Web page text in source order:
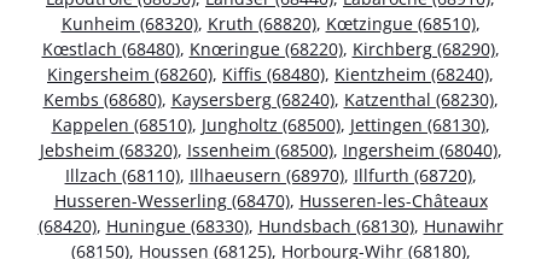
Kunheim (68320), Kruth (68820), Kœtzingue (68510),
Kœstlach (68480), Knœringue (68220), Kirchberg (68290),
Kingersheim (68260), Kiffis (68480), Kientzheim (68240),
Kembs (68680), Kaysersberg (68240), Katzenthal (68230),
Kappelen (68510), Jungholtz (68500), Jettingen (68130),
Jebsheim (68320), Issenheim (68500), Ingersheim (68040),
Illzach (68110), Illhaeusern (68970), Illfurth (68720),
Husseren-Wesserling (68470), Husseren-les-Châteaux
(68420), Huningue (68330), Hundsbach (68130), Hunawihr
(68150), Houssen (68125), Horbourg-Wihr (68180),